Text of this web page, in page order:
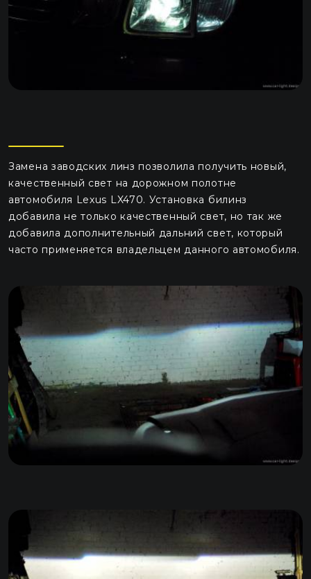
Замена заводских линз позволила получить новый,
качественный свет на дорожном полотне
автомобиля Lexus LX470. Установка билинз
добавила не только качественный свет, но так же
добавила дополнительный дальний свет, который
часто применяется владельцем данного автомобиля.